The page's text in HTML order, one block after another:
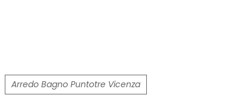
Arredo Bagno Puntotre Vicenza